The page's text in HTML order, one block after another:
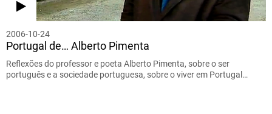
2006-10-24
Portugal de… Alberto Pimenta
Reflexões do professor e poeta Alberto Pimenta, sobre o ser
português e a sociedade portuguesa, sobre o viver em Portugal…